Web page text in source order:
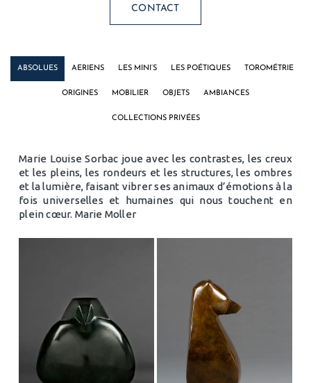
CONTACT
ABSOLUES AERIENS LES MINI’S LES POÉTIQUES TOROMÉTRIE
ORIGINES MOBILIER OBJETS AMBIANCES
COLLECTIONS PRIVÉES
Marie Louise Sorbac joue avec les contrastes, les creux
et les pleins, les rondeurs et les structures, les ombres
et la lumière, faisant vibrer ses animaux d’émotions à la
fois universelles et humaines qui nous touchent en
plein cœur. Marie Moller